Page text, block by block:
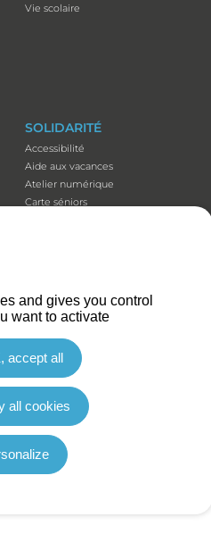
Vie scolaire
SOLIDARITÉ
Accessibilité
Aide aux vacances
Atelier numérique
Carte séniors
Portage de repas
DU COTEAU SONT ACCESSIBLES AUX
ET MALENTENDANTES
Politique en matière de cookies
des cookies
and gives you control
want to activate
accept all
all cookies